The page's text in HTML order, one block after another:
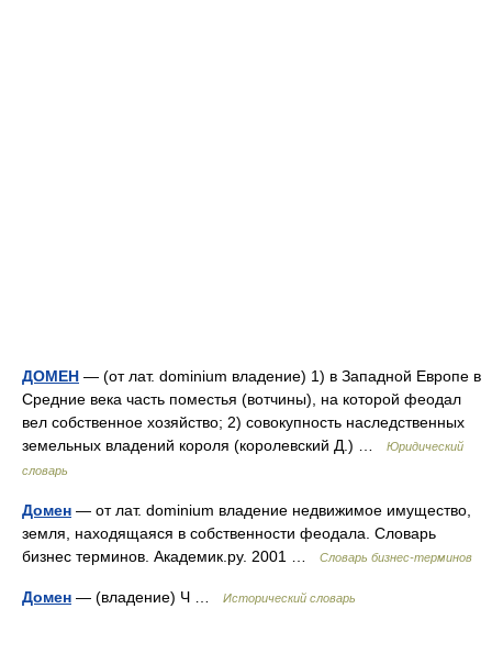
ДОМЕН — (от лат. dominium владение) 1) в Западной Европе в
Средние века часть поместья (вотчины), на которой феодал
вел собственное хозяйство; 2) совокупность наследственных
земельных владений короля (королевский Д.) …
Юридический
словарь
Домен — от лат. dominium владение недвижимое имущество,
земля, находящаяся в собственности феодала. Словарь
бизнес терминов. Академик.ру. 2001 …
Словарь бизнес-терминов
Домен — (владение) Ч … Исторический словарь